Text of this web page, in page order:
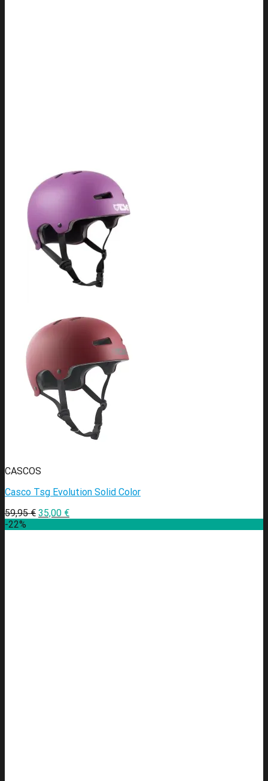
CASCOS
Casco Tsg Evolution Solid Color
59,95€ 35,00 €
-22%